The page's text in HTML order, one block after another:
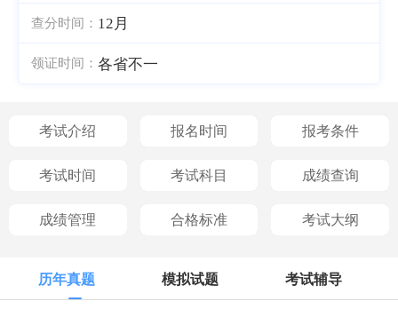
查分时间： 12月
领证时间： 各省不一
考试介绍 报名时间 报考条件
考试时间 考试科目 成绩查询
成绩管理 合格标准 考试大纲
历年真题 模拟试题 考试辅导